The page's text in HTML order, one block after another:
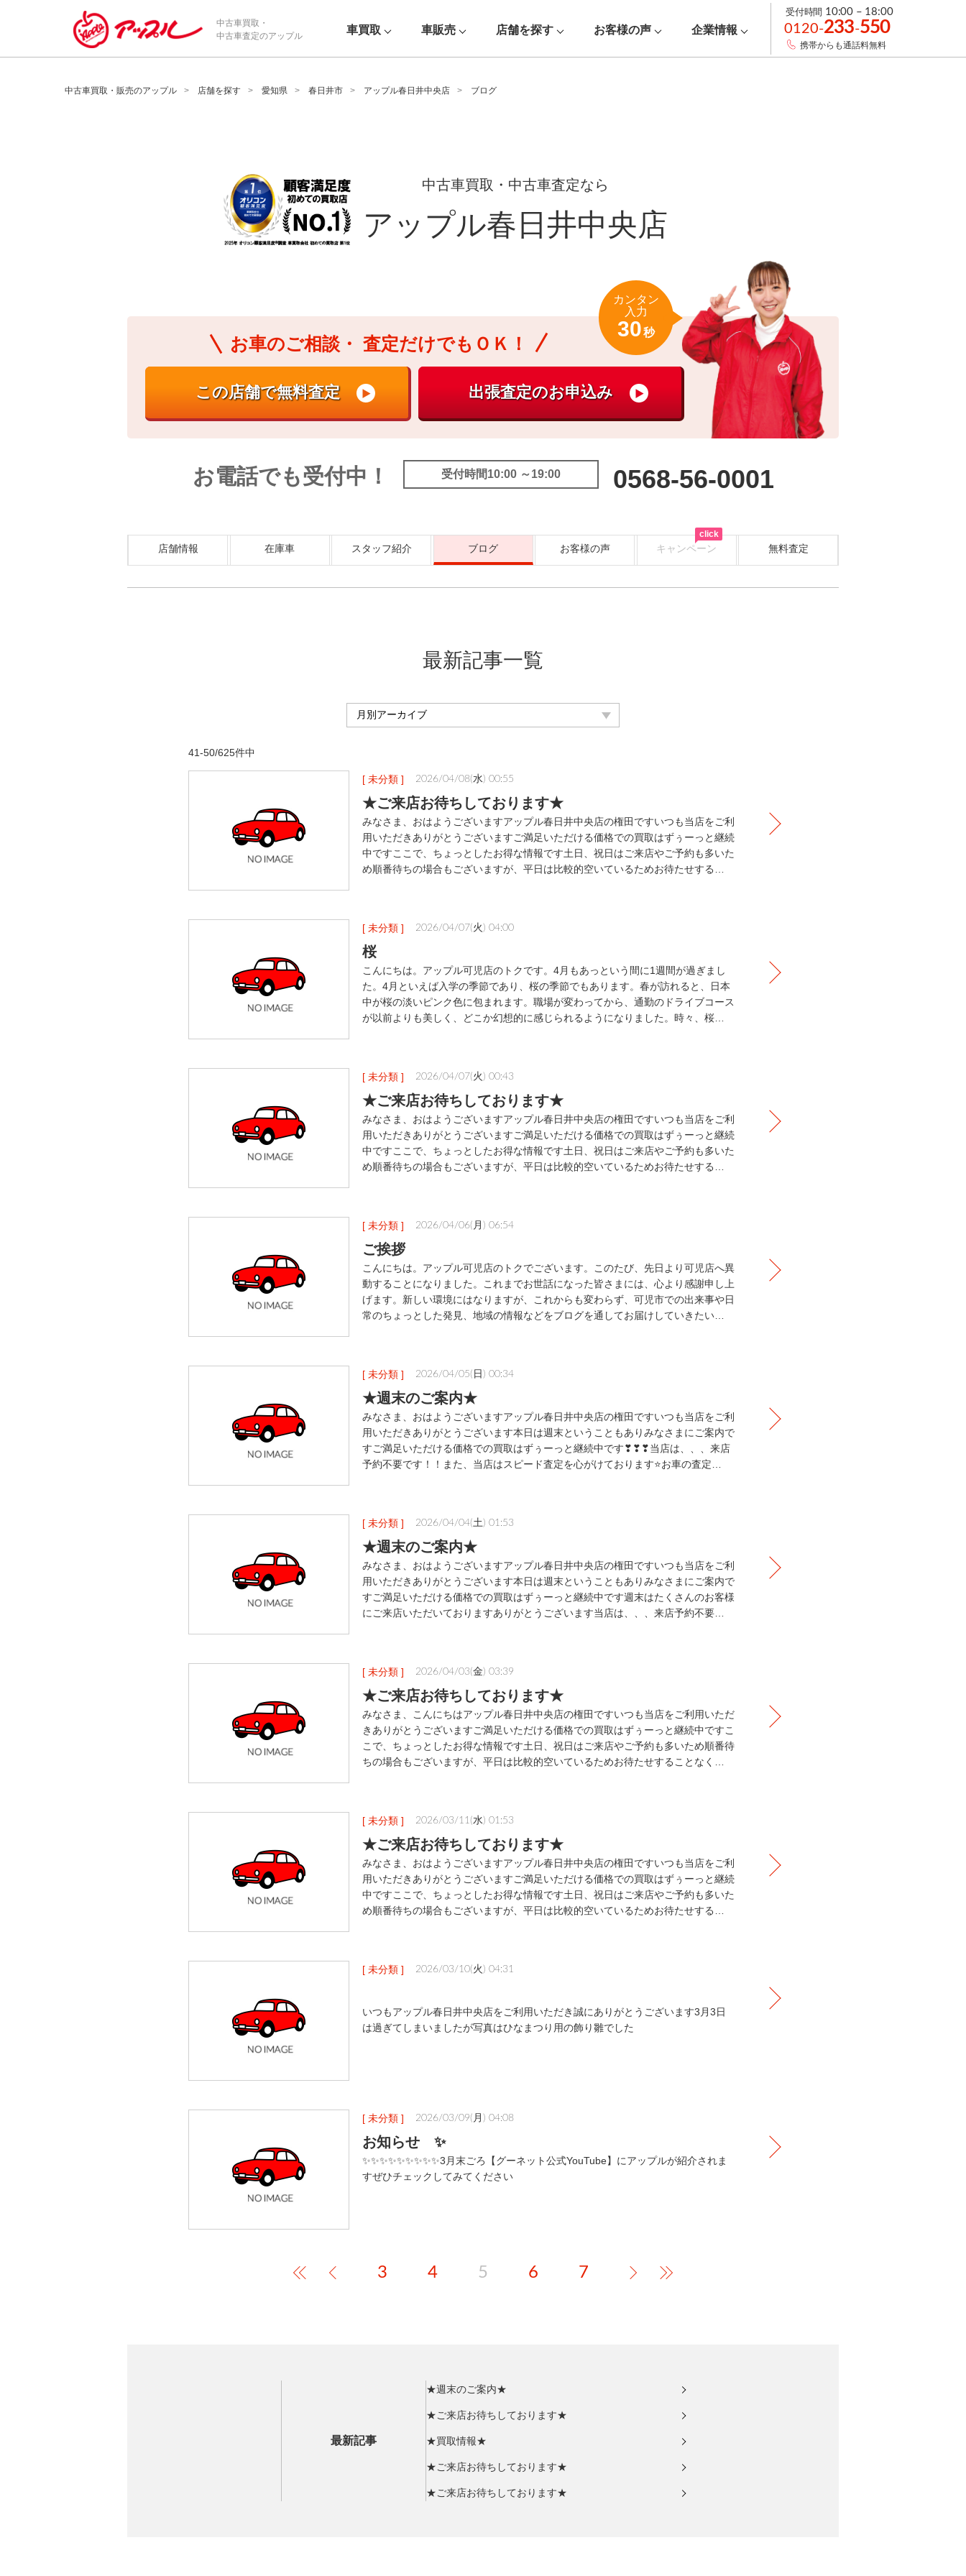
/*ABテスト_新規査定フォームの為のCVボタン*/
中古車買取・
中古車査定のアップル
車買取 車販売 店舗を探す お客様の声 企業情報
受付時間 10:00 – 18:00
0120-233-550
携帯からも通話料無料
中古車買取・販売のアップル 店舗を探す 愛知県 春日井市 アップル春日井中央店 ブログ
中古車買取・中古車査定なら
アップル春日井中央店
お車のご相談・ 査定だけでもＯＫ！
カンタン
入力
30秒
お電話でも受付中！ 受付時間10:00 ～19:00 0568-56-0001
店舗情報 在庫車 スタッフ紹介 ブログ お客様の声 キャンペーン 無料査定
click
最新記事一覧
41-50/625件中
[ 未分類 ] 2026/04/08(水) 00:55
★ご来店お待ちしております★
みなさま、おはようございますアップル春日井中央店の権田ですいつも当店をご利
用いただきありがとうございますご満足いただける価格での買取はずぅーっと継続
中ですここで、ちょっとしたお得な情報です土日、祝日はご来店やご予約も多いた
め順番待ちの場合もございますが、平日は比較的空いているためお待たせする…
[ 未分類 ] 2026/04/07(火) 04:00
桜
こんにちは。アップル可児店のトクです。4月もあっという間に1週間が過ぎまし
た。4月といえば入学の季節であり、桜の季節でもあります。春が訪れると、日本
中が桜の淡いピンク色に包まれます。職場が変わってから、通勤のドライブコース
が以前よりも美しく、どこか幻想的に感じられるようになりました。時々、桜…
[ 未分類 ] 2026/04/07(火) 00:43
★ご来店お待ちしております★
みなさま、おはようございますアップル春日井中央店の権田ですいつも当店をご利
用いただきありがとうございますご満足いただける価格での買取はずぅーっと継続
中ですここで、ちょっとしたお得な情報です土日、祝日はご来店やご予約も多いた
め順番待ちの場合もございますが、平日は比較的空いているためお待たせする…
[ 未分類 ] 2026/04/06(月) 06:54
ご挨拶
こんにちは。アップル可児店のトクでございます。このたび、先日より可児店へ異
動することになりました。これまでお世話になった皆さまには、心より感謝申し上
げます。新しい環境にはなりますが、これからも変わらず、可児市での出来事や日
常のちょっとした発見、地域の情報などをブログを通してお届けしていきたい…
[ 未分類 ] 2026/04/05(日) 00:34
★週末のご案内★
みなさま、おはようございますアップル春日井中央店の権田ですいつも当店をご利
用いただきありがとうございます本日は週末ということもありみなさまにご案内で
すご満足いただける価格での買取はずぅーっと継続中です❣❣❣当店は、、、来店
予約不要です！！また、当店はスピード査定を心がけております⭐お車の査定…
[ 未分類 ] 2026/04/04(土) 01:53
★週末のご案内★
みなさま、おはようございますアップル春日井中央店の権田ですいつも当店をご利
用いただきありがとうございます本日は週末ということもありみなさまにご案内で
すご満足いただける価格での買取はずぅーっと継続中です週末はたくさんのお客様
にご来店いただいておりますありがとうございます当店は、、、来店予約不要…
[ 未分類 ] 2026/04/03(金) 03:39
★ご来店お待ちしております★
みなさま、こんにちはアップル春日井中央店の権田ですいつも当店をご利用いただ
きありがとうございますご満足いただける価格での買取はずぅーっと継続中ですこ
こで、ちょっとしたお得な情報です土日、祝日はご来店やご予約も多いため順番待
ちの場合もございますが、平日は比較的空いているためお待たせすることなく…
[ 未分類 ] 2026/03/11(水) 01:53
★ご来店お待ちしております★
みなさま、おはようございますアップル春日井中央店の権田ですいつも当店をご利
用いただきありがとうございますご満足いただける価格での買取はずぅーっと継続
中ですここで、ちょっとしたお得な情報です土日、祝日はご来店やご予約も多いた
め順番待ちの場合もございますが、平日は比較的空いているためお待たせする…
[ 未分類 ] 2026/03/10(火) 04:31
いつもアップル春日井中央店をご利用いただき誠にありがとうございます3月3日
は過ぎてしまいましたが写真はひなまつり用の飾り雛でした
[ 未分類 ] 2026/03/09(月) 04:08
お知らせ ✨
✨✨✨✨✨✨✨✨✨3月末ごろ【グーネット公式YouTube】にアップルが紹介されま
すぜひチェックしてみてください
3 4 5 6 7
最新記事
★週末のご案内★
★ご来店お待ちしております★
★買取情報★
★ご来店お待ちしております★
★ご来店お待ちしております★